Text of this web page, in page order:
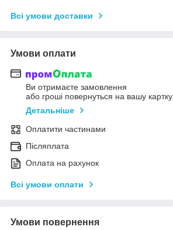
Всі умови доставки
Умови оплати
Ви отримаєте замовлення
або гроші повернуться на вашу картку
Детальніше
Оплатити частинами
Післяплата
Оплата на рахунок
Всі умови оплати
Умови повернення